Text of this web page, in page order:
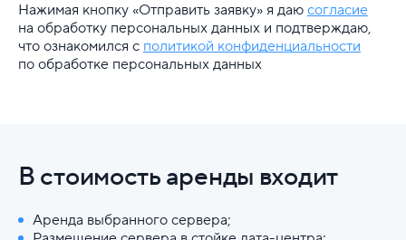
Нажимая кнопку «Отправить заявку» я даю согласие
на обработку персональных данных и подтверждаю,
что ознакомился с политикой конфиденциальности
по обработке персональных данных
В стоимость аренды входит
Аренда выбранного сервера;